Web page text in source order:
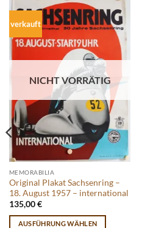
verkauft
NICHT VORRÄTIG
MEMORABILIA
Original Plakat Sachsenring –
18. August 1957 – international
135,00€
AUSFÜHRUNG WÄHLEN